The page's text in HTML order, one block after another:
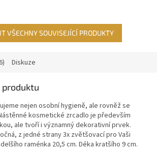
VŠECHNY SOUVISEJÍCÍ PRODUKTY
Diskuze
produktu
nejen osobní hygieně, ale rovněž se
kosmetické zrcadlo je především
ale tvoří i významný dekorativní prvek.
z jedné strany 3x zvětšovací pro Vaši
raménka 20,5 cm. Déka kratšího 9 cm.